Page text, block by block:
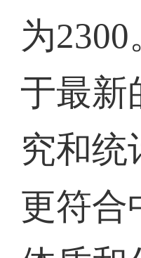
为
于最新
究和统
更符合